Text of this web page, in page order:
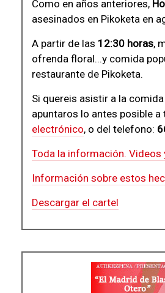
Como en años anteriores,
asesinados en Pikoketa en
A partir de las 12:30 horas,
ofrenda floral...y comida
restaurante de Pikoketa.
Si quereis asistir a la
apuntaros lo antes posible a
electrónico, o del telefono:
Toda la información. Videos
Información sobre estos
Descargar el cartel